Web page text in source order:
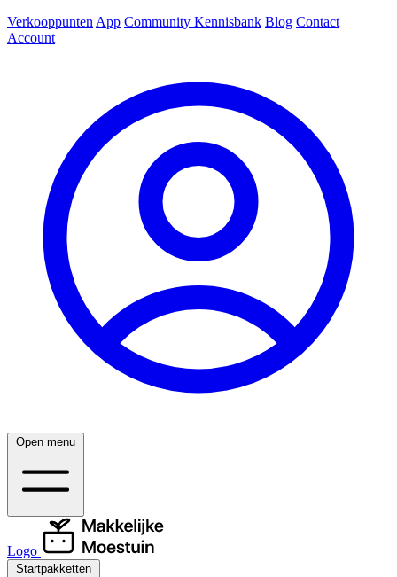
Verkooppunten App Community Kennisbank Blog Contact
Account
Open menu
Logo
Startpakketten